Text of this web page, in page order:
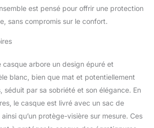
est pensé pour offrir une protection
sans compromis sur le confort.
casque arbore un design épuré et
blanc, bien que mat et potentiellement
séduit par sa sobriété et son élégance. En
le casque est livré avec un sac de
qu’un protège-visière sur mesure. Ces